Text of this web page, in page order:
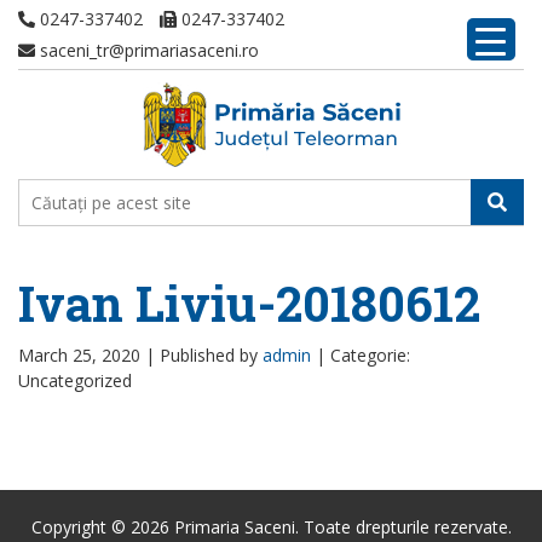
0247-337402
0247-337402
saceni_tr@primariasaceni.ro
Ivan Liviu-20180612
March 25, 2020 | Published by admin | Categorie:
Uncategorized
Copyright © 2026 Primaria Saceni. Toate drepturile rezervate.